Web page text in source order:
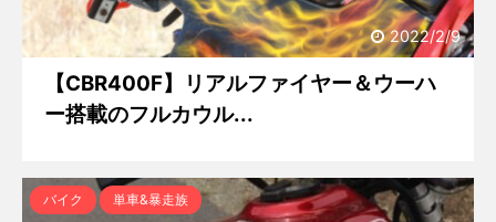
2022/2/9
【CBR400F】リアルファイヤー＆ウーハ
ー搭載のフルカウル...
バイク 単車&暴走族